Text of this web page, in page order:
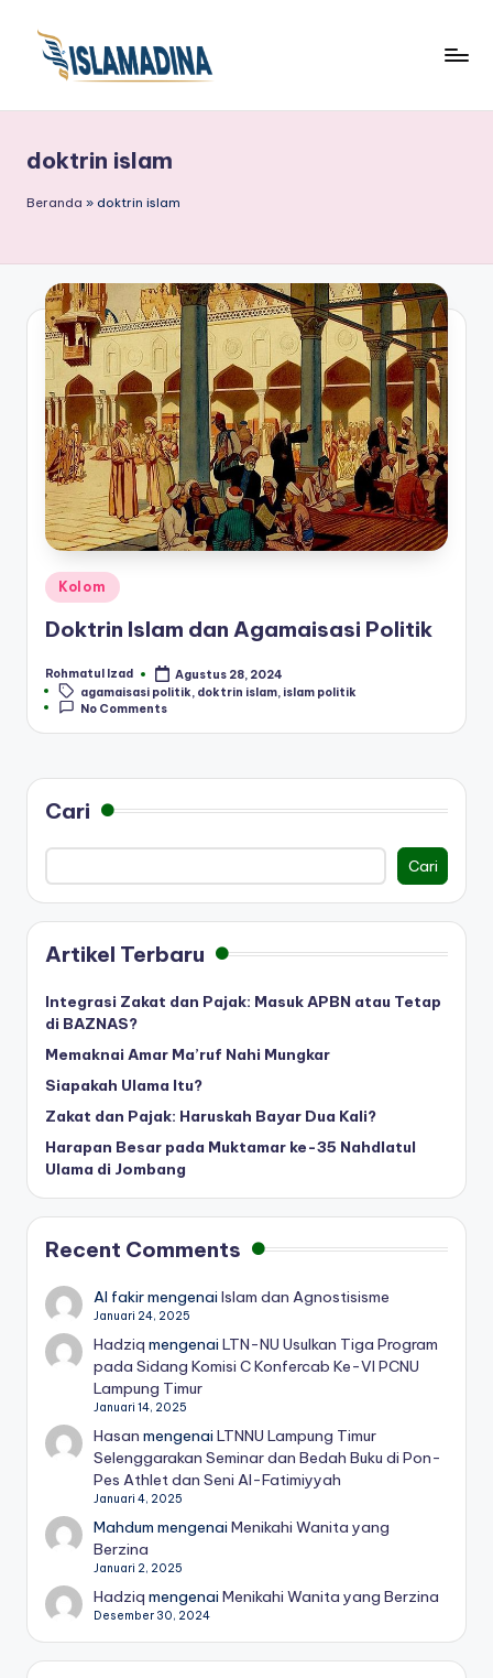
doktrin islam
Beranda » doktrin islam
Posted
in
Kolom
Doktrin Islam dan Agamaisasi Politik
Posted
by
Rohmatul Izad
Agustus 28, 2024
Tags:agamaisasi politik, doktrin islam, islam politik
No Comments
Cari
Cari
Artikel Terbaru
Integrasi Zakat dan Pajak: Masuk APBN atau Tetap
di BAZNAS?
Memaknai Amar Ma’ruf Nahi Mungkar
Siapakah Ulama Itu?
Zakat dan Pajak: Haruskah Bayar Dua Kali?
Harapan Besar pada Muktamar ke-35 Nahdlatul
Ulama di Jombang
Recent Comments
Al fakirmengenaiIslam dan Agnostisisme
Januari 24, 2025
Hadziq mengenaiLTN-NU Usulkan Tiga Program
pada Sidang Komisi C Konfercab Ke-VI PCNU
Lampung Timur
Januari 14, 2025
Hasan mengenaiLTNNU Lampung Timur
Selenggarakan Seminar dan Bedah Buku di Pon-
Pes Athlet dan Seni Al-Fatimiyyah
Januari 4, 2025
Mahdum mengenaiMenikahi Wanita yang
Berzina
Januari 2, 2025
Hadziq mengenaiMenikahi Wanita yang Berzina
Desember 30, 2024